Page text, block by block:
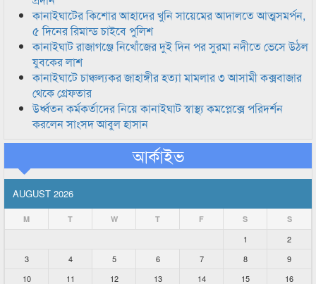
কানাইঘাটের কিশোর আহাদের খুনি সায়েমের আদালতে আত্মসমর্পন,
৫ দিনের রিমান্ড চাইবে পুলিশ
কানাইঘাট রাজাগঞ্জে নিখোঁজের দুই দিন পর সুরমা নদীতে ভেসে উঠল
যুবকের লাশ
কানাইঘাটে চাঞ্চল্যকর জাহাঙ্গীর হত্যা মামলার ৩ আসামী কক্সবাজার
থেকে গ্রেফতার
উর্ধ্বতন কর্মকর্তাদের নিয়ে কানাইঘাট স্বাস্থ্য কমপ্লেক্সে পরিদর্শন
করলেন সাংসদ আবুল হাসান
আর্কাইভ
AUGUST 2026
M T W T F S S
1
2
3
4 5 6 7 8
9
10
11 12 13 14 15 16